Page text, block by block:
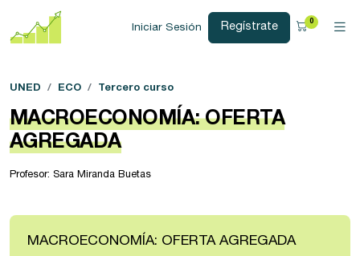
Iniciar Sesión Regístrate 0
UNED ECO Tercero curso
MACROECONOMÍA: OFERTA
AGREGADA
Profesor: Sara Miranda Buetas
MACROECONOMÍA: OFERTA AGREGADA